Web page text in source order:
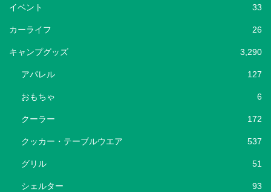
イベント 33
カーライフ 26
キャンプグッズ 3,290
アパレル 127
おもちゃ 6
クーラー 172
クッカー・テーブルウエア 537
グリル 51
シェルター 93